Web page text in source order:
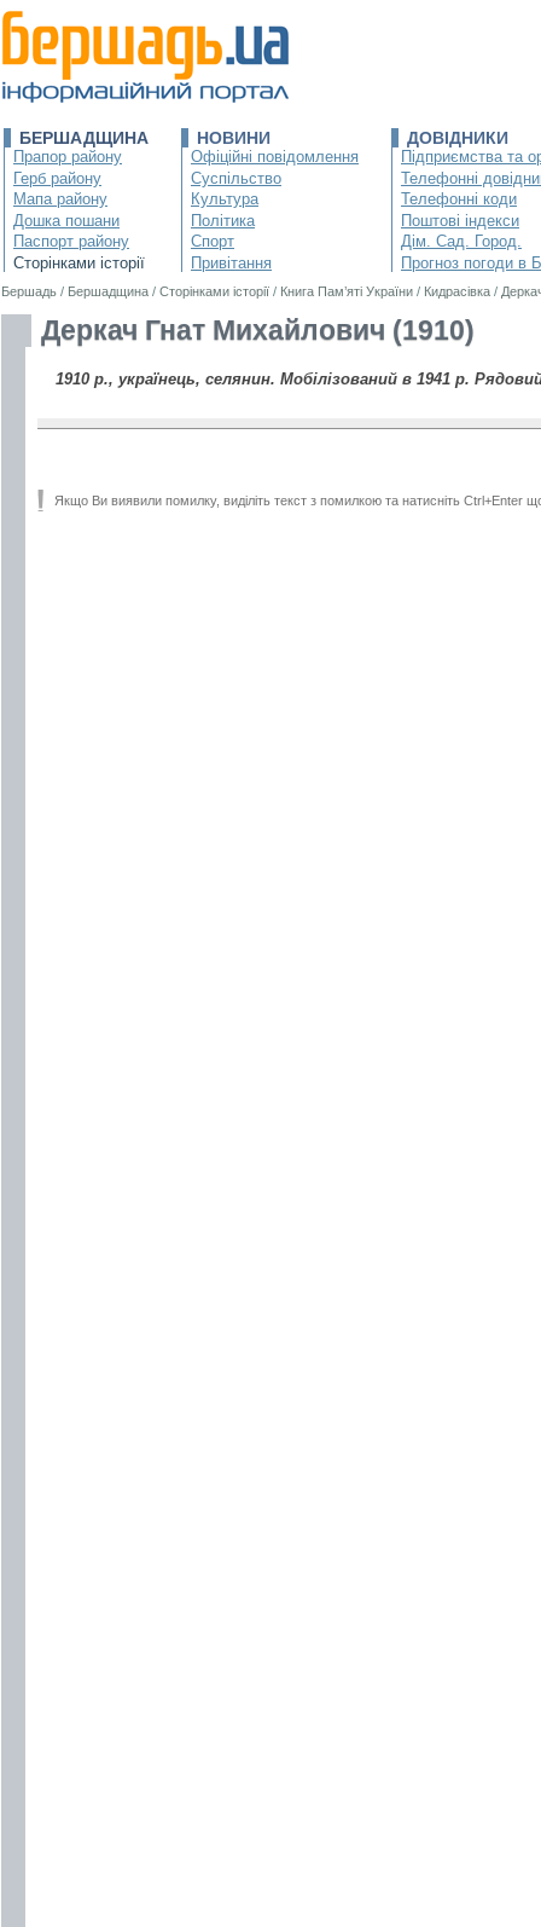
БЕРШАДЩИНА
Прапор району
Герб району
Мапа району
Дошка пошани
Паспорт району
Сторінками історії
НОВИНИ
Офіційні повідомлення
Суспільство
Культура
Політика
Спорт
Привітання
ДОВІДНИКИ
Підприємства та
Телефонні
Телефонні коди
Поштові індекси
Дім. Сад. Город.
Прогноз погоди в
Бершадь / Бершадщина / Сторінками історії / Книга Пам’яті України / Кидрасівка /
Деркач Гнат Михайлович (1910)
1910 р., українець, селянин. Мобілізований в 1941 р.
Якщо Ви виявили помилку, виділіть текст з помилкою та натисніть Ctrl+Enter